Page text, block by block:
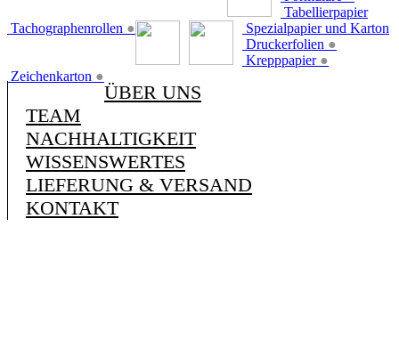
Tachographenrollen ●
Tabellierpapier
Spezialpapier und Karton
Druckerfolien ●
Krepppapier ●
Zeichenkarton ●
ÜBER UNS
TEAM
NACHHALTIGKEIT
WISSENSWERTES
LIEFERUNG & VERSAND
KONTAKT